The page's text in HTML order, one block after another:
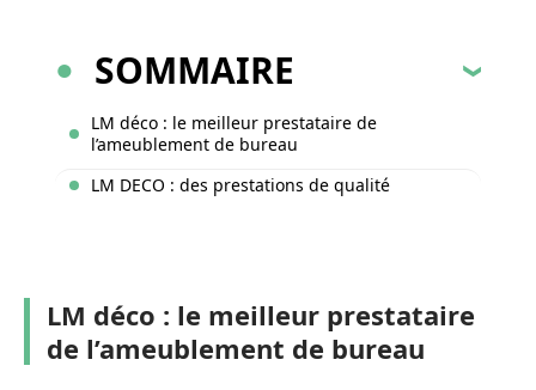
SOMMAIRE
LM déco : le meilleur prestataire de
l’ameublement de bureau
LM DECO : des prestations de qualité
LM déco : le meilleur prestataire
de l’ameublement de bureau